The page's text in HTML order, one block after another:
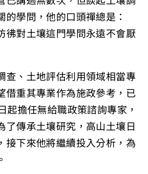
學問，他的口頭禪總是：
彿對土壤這門學問永遠不會厭
、土地評估利用領域相當專
重其專業作為施政參考，已
擔任無給職政策諮詢專家，
傳承土壤研究，高山土壤日
下來他將繼續投入分析，為